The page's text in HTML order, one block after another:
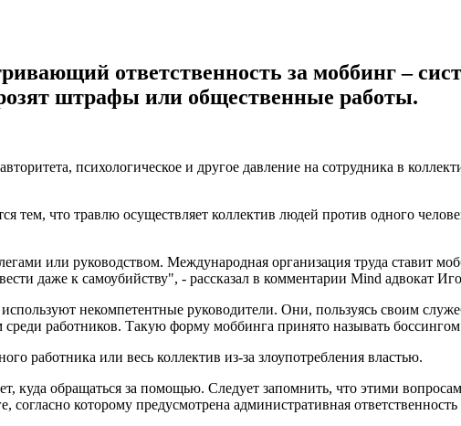
ответственность за моббинг –
штрафы или общественные работы.
психологическое и другое давление на сотрудника в
тем, что травлю осуществляет коллектив людей против одного
или руководством. Международная организация труда ставит
даже к самоубийству", - рассказал в комментарии Mind адвокат
некомпетентные руководители. Они, пользуясь своим
работников. Такую форму моббинга принято называть
работника или весь коллектив из-за злоупотребления властью.
обращаться за помощью. Следует запомнить, что этими
которому предусмотрена административная